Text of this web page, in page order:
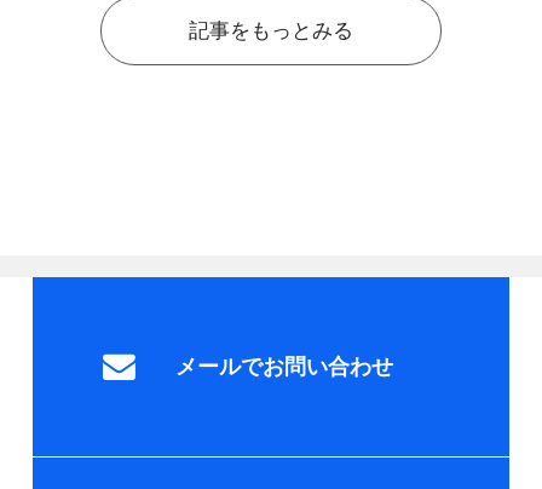
記事をもっとみる
メールでお問い合わせ